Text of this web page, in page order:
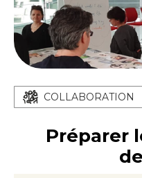
COLLABORATION
Préparer